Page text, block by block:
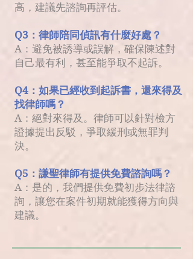
高，建議先諮詢再評估。
Q3：律師陪同偵訊有什麼好處？
A：避免被誘導或誤解，確保陳述對
自己最有利，甚至能爭取不起訴。
Q4：如果已經收到起訴書，還來得及
找律師嗎？
A：絕對來得及。律師可以針對檢方
證據提出反駁，爭取緩刑或無罪判
決。
Q5：謙聖律師有提供免費諮詢嗎？
A：是的，我們提供免費初步法律諮
詢，讓您在案件初期就能獲得方向與
建議。